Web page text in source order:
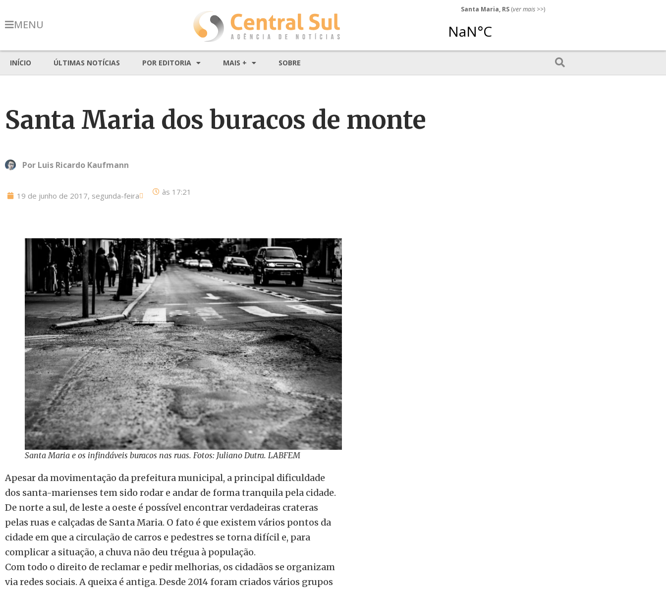
MENU
Santa Maria, RS (ver mais >>)
INÍCIO ÚLTIMAS NOTÍCIAS POR EDITORIA MAIS + SOBRE
Santa Maria dos buracos de monte
Por Luis Ricardo Kaufmann
19 de junho de 2017, segunda-feira às 17:21
Santa Maria e os infindáveis buracos nas ruas. Fotos: Juliano Dutra. LABFEM
Apesar da movimentação da prefeitura municipal, a principal dificuldade
dos santa-marienses tem sido rodar e andar de forma tranquila pela cidade.
De norte a sul, de leste a oeste é possível encontrar verdadeiras crateras
pelas ruas e calçadas de Santa Maria. O fato é que existem vários pontos da
cidade em que a circulação de carros e pedestres se torna difícil e, para
complicar a situação, a chuva não deu trégua à população.
Com todo o direito de reclamar e pedir melhorias, os cidadãos se organizam
via redes sociais. A queixa é antiga. Desde 2014 foram criados vários grupos